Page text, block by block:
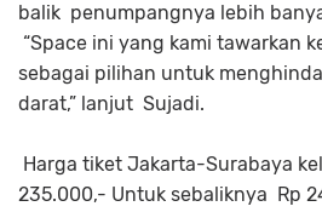
balik penumpangnya lebih
“Space ini yang kami tawarkan
sebagai pilihan untuk
darat,” lanjut Sujadi.
Harga tiket Jakarta-Surabaya
235.000,- Untuk sebaliknya Rp